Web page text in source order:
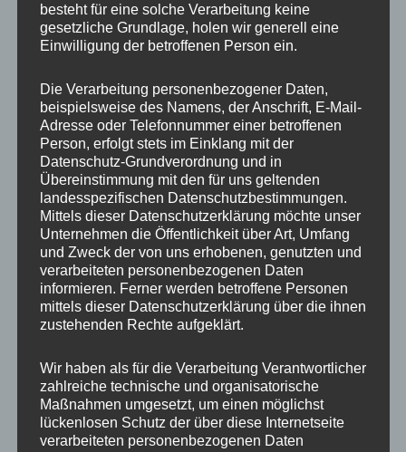
20x Radmutter (Lug
nuts) OFFEN M12 x 1,5
x 45 mm Kegelbund
60° Rot
50,00€ *
Bewertet
mit
von
20x Radmutter M12 x
1,5 x 35 mm Kegelbund
60° Schwarz
35,00€ *
Bewertet
mit
0
von
5
besteht für eine solche Verarbeitung keine
gesetzliche Grundlage, holen wir generell eine
Einwilligung der betroffenen Person ein.
Die Verarbeitung personenbezogener Daten,
beispielsweise des Namens, der Anschrift, E-Mail-
Adresse oder Telefonnummer einer betroffenen
Person, erfolgt stets im Einklang mit der
Datenschutz-Grundverordnung und in
Übereinstimmung mit den für uns geltenden
landesspezifischen Datenschutzbestimmungen.
Mittels dieser Datenschutzerklärung möchte unser
Unternehmen die Öffentlichkeit über Art, Umfang
und Zweck der von uns erhobenen, genutzten und
verarbeiteten personenbezogenen Daten
informieren. Ferner werden betroffene Personen
mittels dieser Datenschutzerklärung über die ihnen
zustehenden Rechte aufgeklärt.
Wir haben als für die Verarbeitung Verantwortlicher
zahlreiche technische und organisatorische
Maßnahmen umgesetzt, um einen möglichst
lückenlosen Schutz der über diese Internetseite
verarbeiteten personenbezogenen Daten